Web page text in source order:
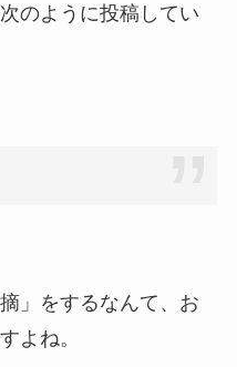
のように投稿してい
」をするなんて、お
よね。